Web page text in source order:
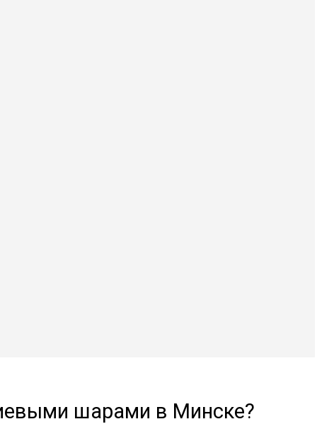
шарами в Минске?